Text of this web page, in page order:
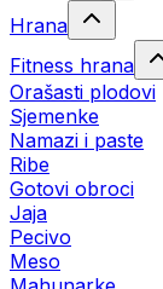
Hrana
Fitness hrana
Orašasti plodovi
Sjemenke
Namazi i paste
Ribe
Gotovi obroci
Jaja
Pecivo
Meso